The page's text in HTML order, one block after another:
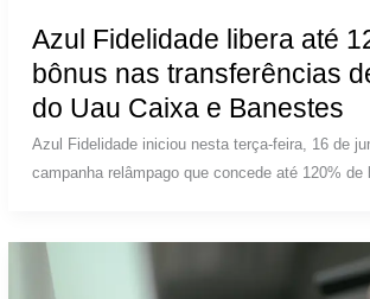
Azul Fidelidade libera até
bônus nas transferências
do Uau Caixa e Banestes
Azul Fidelidade iniciou nesta terça-feira, 16 de
campanha relâmpago que concede até 120% de